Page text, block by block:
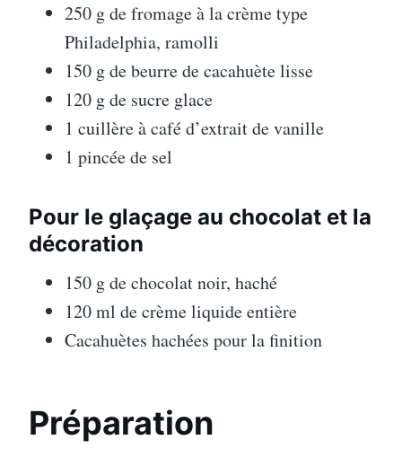
250 g de fromage à la crème type
Philadelphia, ramolli
150 g de beurre de cacahuète lisse
120 g de sucre glace
1 cuillère à café d’extrait de vanille
1 pincée de sel
Pour le glaçage au chocolat et la
décoration
150 g de chocolat noir, haché
120 ml de crème liquide entière
Cacahuètes hachées pour la finition
Préparation